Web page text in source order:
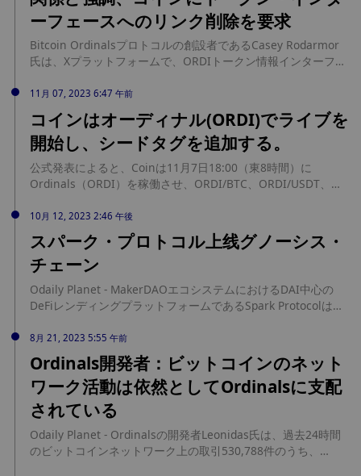
ーフェースへのリンク削除を要求
Bitcoin Ordinalsプロトコルの創設者であるCasey Rodarmor
氏は、Xプラットフォームで、ORDIトークン情報インターフェ
請し、ORDIはOrdinals、The Open Ordinals Institute、また
はThe Ordicordとは無関係であると述べた。
11月 07, 2023 6:47 午前
コインはオーディナル(ORDI)でライブを
開始し、シードタグを追加する。
公式発表によると、Coinは11月7日18:00（東8時間）に
Ordinals（ORDI）を稼働させ、ORDI/BTC、ORDI/USDT、
ドタグが適用される。
10月 12, 2023 2:46 午後
スパーク・プロトコル上线グノーシス・
チェーン
Odaily Planet - MakerDAOエコシステムにおけるDAI中心の
DeFiレンディングプラットフォームであるSpark Protocolは、
開は、2023年6月に提案されたより広範なマルチチェーン戦略
の一環として、Etherエコシステムの外へのSpark Protocolの拡
大を意味する。Sparkの展開により、GnosisユーザーはGnosis
チェーン上でローカルにDAIをキャストできるようになる一
方、ガスコストは主要なEtherネットワークよりも低くなりま
す。
8月 21, 2023 5:55 午前
Ordinals開発者：ビットコインのネット
ワーク活動は依然としてOrdinalsに支配
されている
Odaily Planet - Ordinalsの開発者Leonidas氏は、過去24時間
のビットコインネットワーク上の取引530,788件のうち、